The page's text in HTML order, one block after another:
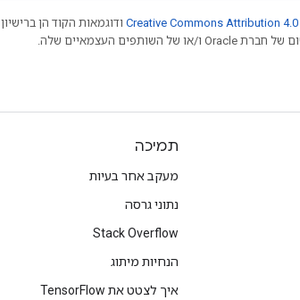
Creative Commons Attribution 4.0 ודוגמאות הקוד הן ברישיון
תמיכה
מעקב אחר בעיות
נתוני גרסה
Stack Overflow
הנחיות מיתוג
איך לצטט את TensorFlow